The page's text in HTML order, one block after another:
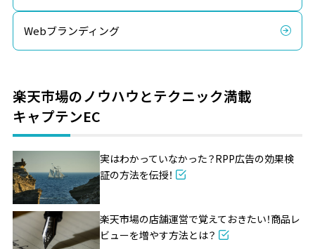
Webブランディング
楽天市場のノウハウとテクニック満載
キャプテンEC
実はわかっていなかった？RPP広告の効果検
証の方法を伝授！
楽天市場の店舗運営で覚えておきたい！商品レ
ビューを増やす方法とは？